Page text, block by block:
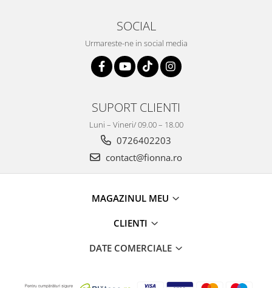
SOCIAL
Urmareste-ne in social media
SUPORT CLIENTI
Luni – Vineri/ 09.00 – 18.00
0726402203
contact@fionna.ro
MAGAZINUL MEU
CLIENTI
DATE COMERCIALE